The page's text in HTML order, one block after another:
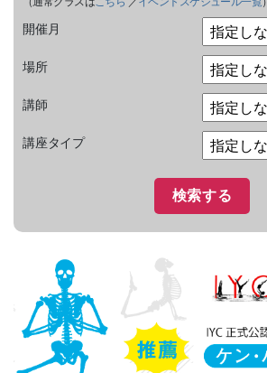
開催月
場所
講師
講座タイプ